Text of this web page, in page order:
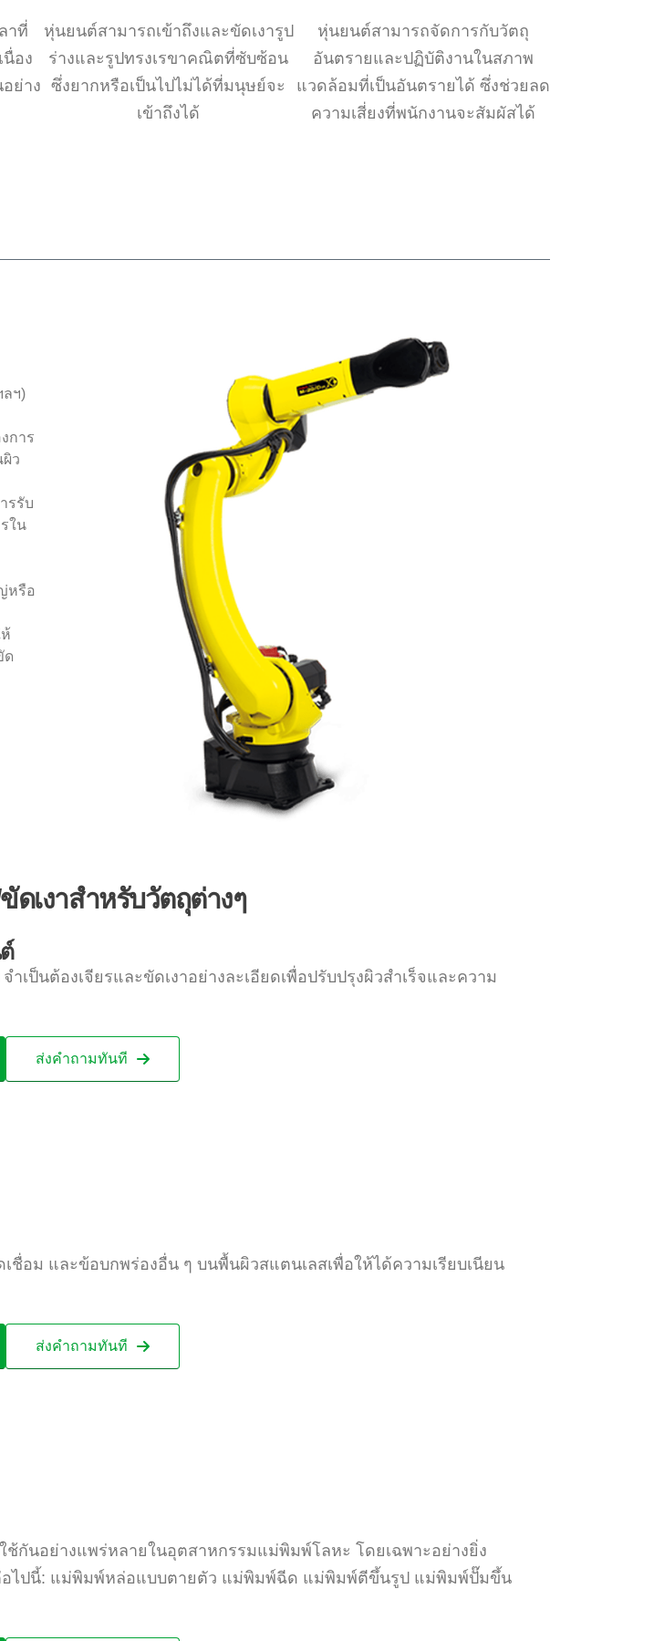
าที่
นื่อง
ย่าง
หุ่นยนต์สามารถเข้าถึงและขัดเงารูป
ร่างและรูปทรงเรขาคณิตที่ซับซ้อน
ซึ่งยากหรือเป็นไปไม่ได้ที่มนุษย์จะ
เข้าถึงได้
หุ่นยนต์สามารถจัดการกับวัตถุ
อันตรายและปฏิบัติงานในสภาพ
แวดล้อมที่เป็นอันตรายได้ ซึ่งช่วยลด
ความเสี่ยงที่พนักงานจะสัมผัสได้
ลฯ)
การ
ว
รรับ
ใน
หรือ
ด
ดเงาสำหรับวัตถุต่างๆ
ำเป็นต้องเจียรและขัดเงาอย่างละเอียดเพื่อปรับปรุงผิวสำเร็จและความ
ส่งคำถามทันที
ชื่อม และข้อบกพร่องอื่น ๆ บนพื้นผิวสแตนเลสเพื่อให้ได้ความเรียบเนียน
ส่งคำถามทันที
ช้กันอย่างแพร่หลายในอุตสาหกรรมแม่พิมพ์โลหะ โดยเฉพาะอย่างยิ่ง
อไปนี้: แม่พิมพ์หล่อแบบตายตัว แม่พิมพ์ฉีด แม่พิมพ์ตีขึ้นรูป แม่พิมพ์ปั๊มขึ้น